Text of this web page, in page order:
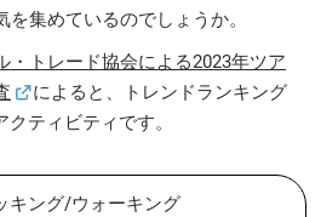
集めているのでしょうか。
・トレード協会による2023年ツア
によると、トレンドランキング
ティビティです。
キング/ウォーキング